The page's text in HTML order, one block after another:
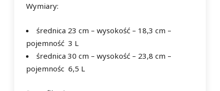
Wymiary:
średnica 23 cm – wysokość – 18,3 cm –
pojemność 3 L
średnica 30 cm – wysokość – 23,8 cm –
pojemnośc 6,5 L